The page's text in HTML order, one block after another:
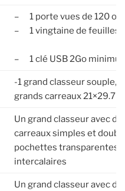
– 1 porte vues de 120
– 1 vingtaine de feuilles
– 1 clé USB 2Go
-1 grand classeur souple,
grands carreaux 21×29.7
Un grand classeur avec
carreaux simples et
pochettes transparentes
intercalaires
Un grand classeur avec